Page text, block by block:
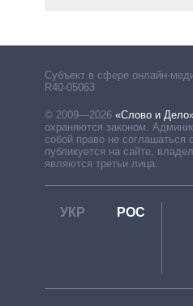
Субъект в сфере онлайн-
R40-05063
© 2009—2026 «Слово и
охраняются законом.
собой право не соглашаться
публикуется на сайте,
являются третьи лица.
УКР РОС